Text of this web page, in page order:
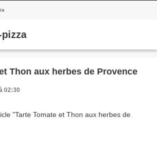
Thon aux herbes de Provence
02:30